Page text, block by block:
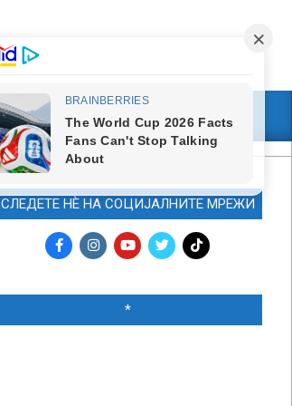
МАРКЕТИНГ
СЛЕДЕТЕ НЀ НА СОЦИЈАЛНИТЕ МРЕЖИ
*